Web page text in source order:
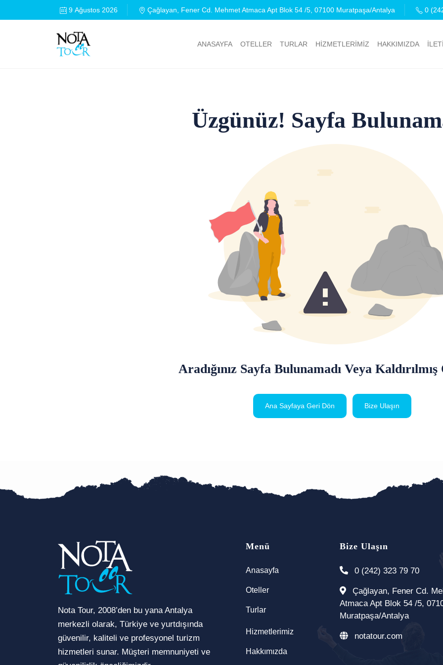
9 Ağustos 2026 Çağlayan, Fener Cd. Mehmet Atmaca Apt Blok 54 /5, 07100 Muratpaşa/Antalya 0
ANASAYFA OTELLER TURLAR HİZMETLERİMİZ HAKKIMIZDA
Üzgünüz! Sayfa
Aradığınız Sayfa Bulunamadı Veya
Ana Sayfaya Geri Dön Bize Ulaşın
Nota Tour, 2008’den bu yana Antalya
merkezli olarak, Türkiye ve yurtdışında
güvenilir, kaliteli ve profesyonel turizm
hizmetleri sunar. Müşteri memnuniyeti ve
Menü
Anasayfa
Oteller
Turlar
Hizmetlerimiz
Hakkımızda
Bize Ulaşın
0 (242) 323 79 70
Çağlayan, Fener Cd.
Atmaca Apt Blok 54 /5,
Muratpaşa/Antalya
notatour.com